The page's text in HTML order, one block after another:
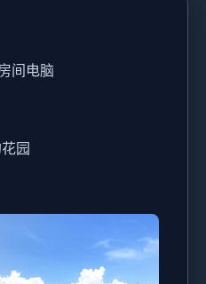
间电脑
园